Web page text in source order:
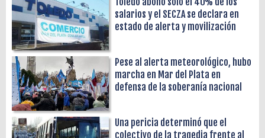
salarios y el SECZA se declara en
estado de alerta y movilización
Pese al alerta meteorológico, hubo
marcha en Mar del Plata en
defensa de la soberanía nacional
Una pericia determinó que el
colectivo de la tragedia frente al